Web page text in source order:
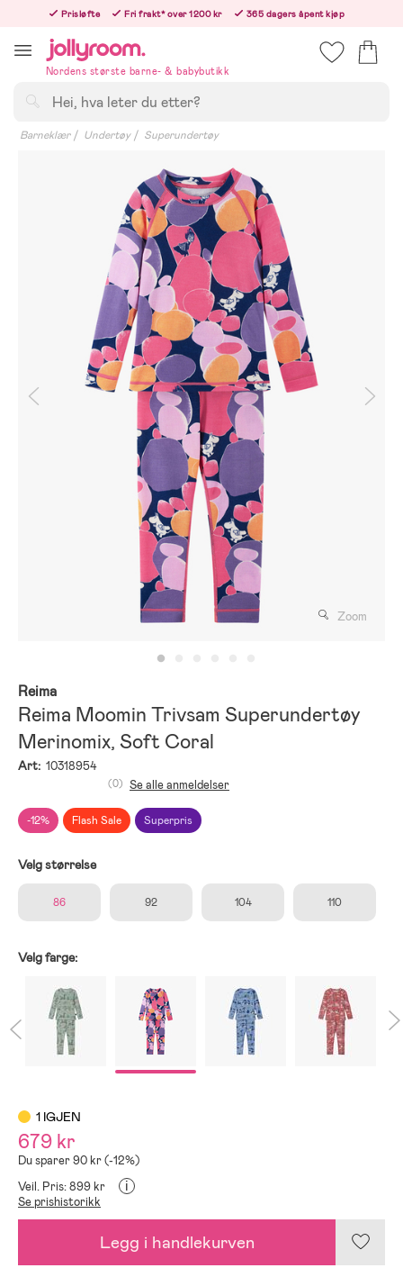
innehållet
Prisløfte Fri frakt* over 1200 kr
365 dagers åpent kjøp
Nordens største barne- & babybutikk
Barneklær Undertøy Superundertøy
Zoom
Reima
Reima Moomin Trivsam Superundertøy
Merinomix, Soft Coral
Art: 10318954
-12% Flash Sale Superpris
(0) Se alle anmeldelser
Velg størrelse
86 92 104 110
Velg farge:
1 IGJEN
679 kr
Du sparer 90 kr (-12%)
Veil. Pris: 899 kr
i
Se prishistorikk
Legg i handlekurven